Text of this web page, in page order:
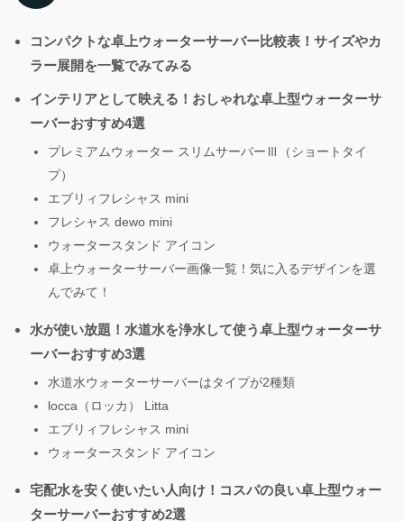
コンパクトな卓上ウォーターサーバー比較表！サイズやカ
ラー展開を一覧でみてみる
インテリアとして映える！おしゃれな卓上型ウォーターサ
ーバーおすすめ4選
プレミアムウォーター スリムサーバーⅢ（ショートタイ
プ）
エブリィフレシャス mini
フレシャス dewo mini
ウォータースタンド アイコン
卓上ウォーターサーバー画像一覧！気に入るデザインを選
んでみて！
水が使い放題！水道水を浄水して使う卓上型ウォーターサ
ーバーおすすめ3選
水道水ウォーターサーバーはタイプが2種類
locca（ロッカ） Litta
エブリィフレシャス mini
ウォータースタンド アイコン
宅配水を安く使いたい人向け！コスパの良い卓上型ウォー
ターサーバーおすすめ2選